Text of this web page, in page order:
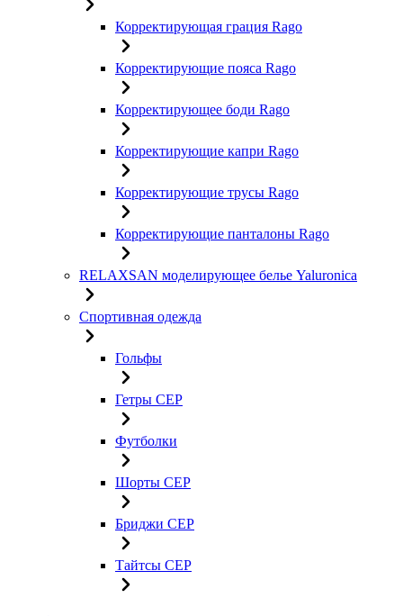
Корректирующая грация Rago
Корректирующие пояса Rago
Корректирующее боди Rago
Корректирующие капри Rago
Корректирующие трусы Rago
Корректирующие панталоны Rago
RELAXSAN моделирующее белье Yaluroniсa
Спортивная одежда
Гольфы
Гетры CEP
Футболки
Шорты CEP
Бриджи CEP
Тайтсы CEP